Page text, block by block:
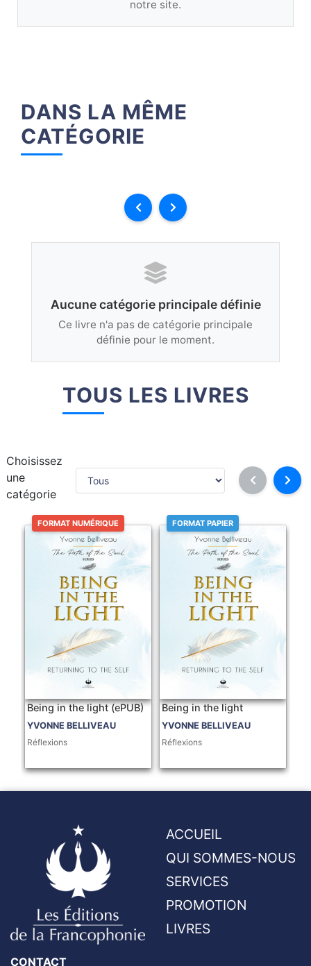
notre site.
DANS LA MÊME
CATÉGORIE
Aucune catégorie principale définie
Ce livre n'a pas de catégorie principale
définie pour le moment.
TOUS LES LIVRES
Choisissez
une
catégorie
FORMAT NUMÉRIQUE
Being in the light (ePUB)
YVONNE BELLIVEAU
Réflexions
FORMAT PAPIER
Being in the light
YVONNE BELLIVEAU
Réflexions
ACCUEIL
QUI SOMMES-NOUS
SERVICES
PROMOTION
LIVRES
CONTACT